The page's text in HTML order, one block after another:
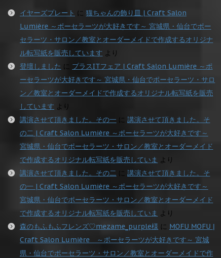
イヤーズプレート に 猫ちゃんの飾り皿 | Craft Salon
Lumière ～ポーセラーツが大好きです～ 宮城県・仙台でポー
セラーツ・サロン／教室とオーダーメイドで作成するオリジナ
ル転写紙を販売しています より
登壇しました に プラスITフェア | Craft Salon Lumière ～ポ
ーセラーツが大好きです～ 宮城県・仙台でポーセラーツ・サロ
ン／教室とオーダーメイドで作成するオリジナル転写紙を販売
しています より
講演させて頂きました。その一 に 講演させて頂きました。そ
の二 | Craft Salon Lumière ～ポーセラーツが大好きです～
宮城県・仙台でポーセラーツ・サロン／教室とオーダーメイド
で作成するオリジナル転写紙を販売していま より
講演させて頂きました。その二 に 講演させて頂きました。そ
の一 | Craft Salon Lumière ～ポーセラーツが大好きです～
宮城県・仙台でポーセラーツ・サロン／教室とオーダーメイド
で作成するオリジナル転写紙を販売していま より
森のもふもふフレンズ♡mezame_purple様 に MOFU MOFU |
Craft Salon Lumière ～ポーセラーツが大好きです～ 宮城
県・仙台でポーセラーツ・サロン／教室とオーダーメイドで作